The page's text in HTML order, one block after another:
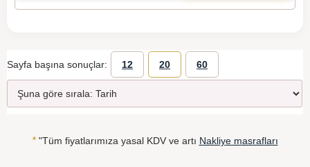
Sayfa başına sonuçlar: 12 20 60
*"Tüm fiyatlarımıza yasal KDV ve artı Nakliye masrafları